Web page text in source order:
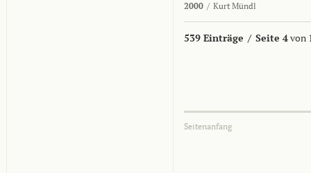
2000 / Kurt Mündl
539 Einträge / Seite 4von
Seitenanfang